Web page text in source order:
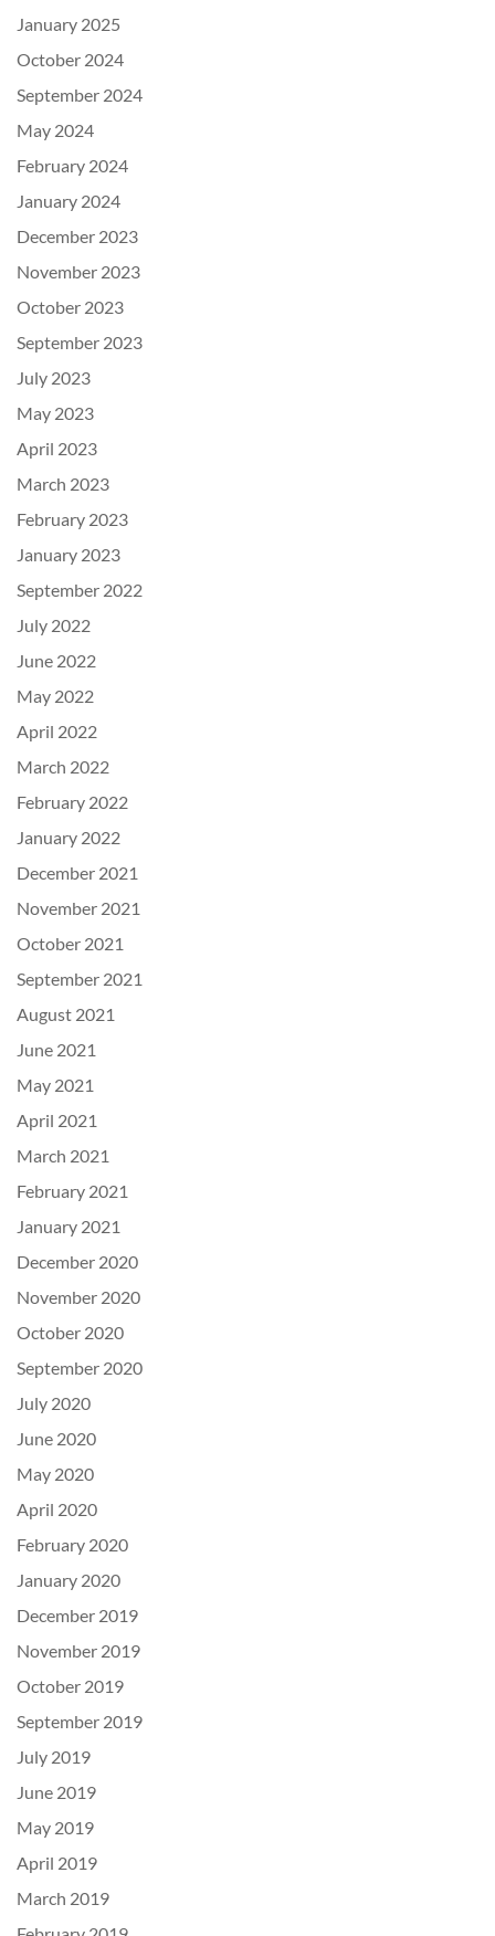
January 2025
October 2024
September 2024
May 2024
February 2024
January 2024
December 2023
November 2023
October 2023
September 2023
July 2023
May 2023
April 2023
March 2023
February 2023
January 2023
September 2022
July 2022
June 2022
May 2022
April 2022
March 2022
February 2022
January 2022
December 2021
November 2021
October 2021
September 2021
August 2021
June 2021
May 2021
April 2021
March 2021
February 2021
January 2021
December 2020
November 2020
October 2020
September 2020
July 2020
June 2020
May 2020
April 2020
February 2020
January 2020
December 2019
November 2019
October 2019
September 2019
July 2019
June 2019
May 2019
April 2019
March 2019